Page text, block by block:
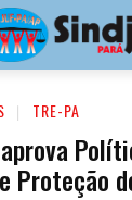
TRE-PA
Proteção